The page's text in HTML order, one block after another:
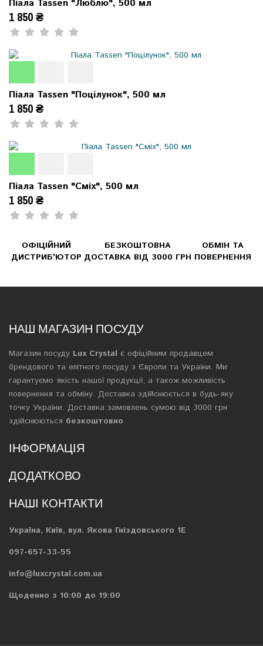
Піала Tassen "Люблю", 500 мл
1 850 ₴
Піала Tassen "Поцілунок", 500 мл
1 850 ₴
Піала Tassen "Сміх", 500 мл
1 850 ₴
ОФІЦІЙНИЙ
ДИСТРИБ'ЮТОР
БЕЗКОШТОВНА
ДОСТАВКА ВІД 3000 ГРН
ОБМІН ТА
ПОВЕРНЕННЯ
НАШ МАГАЗИН ПОСУДУ
Магазин посуду Lux Crystal є офіційним продавцем
брендового та елітного посуду з Європи та України. Ми
гарантуємо якість нашої продукції, а також можливість
повернення та обміну. Доставка здійснюється в будь-яку
точку України. Доставка замовлень сумою від 3000 грн
здійснюються безкоштовно.
ІНФОРМАЦІЯ
ДОДАТКОВО
НАШІ КОНТАКТИ
Україна, Київ, вул. Якова Гніздовського 1Е
097-657-33-55
info@luxcrystal.com.ua
Щоденно з 10:00 до 19:00